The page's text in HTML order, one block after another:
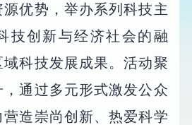
优势，举办系列科技主
技创新与经济社会的融
科技发展成果。活动聚
通过多元形式激发公众
造崇尚创新、热爱科学